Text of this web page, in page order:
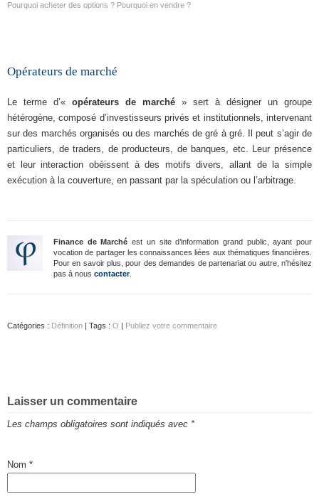
Pourquoi acheter des options ? Pourquoi en vendre ?
Opérateurs de marché
Le terme d’« opérateurs de marché » sert à désigner un groupe
hétérogène, composé d’investisseurs privés et institutionnels, intervenant
sur des marchés organisés ou des marchés de gré à gré. Il peut s’agir de
particuliers, de traders, de producteurs, de banques, etc. Leur présence
et leur interaction obéissent à des motifs divers, allant de la simple
exécution à la couverture, en passant par la spéculation ou l’arbitrage.
Finance de Marché est un site d’information grand public, ayant pour
vocation de partager les connaissances liées aux thématiques financières.
Pour en savoir plus, pour des demandes de partenariat ou autre, n'hésitez
pas à nous contacter.
Catégories : Définition | Tags : O | Publiez votre commentaire
Laisser un commentaire
Les champs obligatoires sont indiqués avec *
Nom *